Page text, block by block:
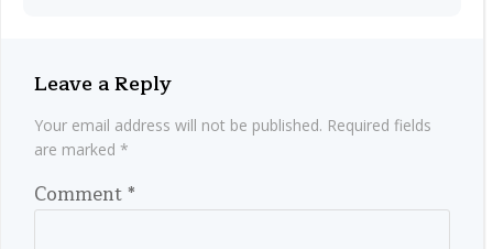
Leave a Reply
Your email address will not be published. Required fields
are marked *
Comment*